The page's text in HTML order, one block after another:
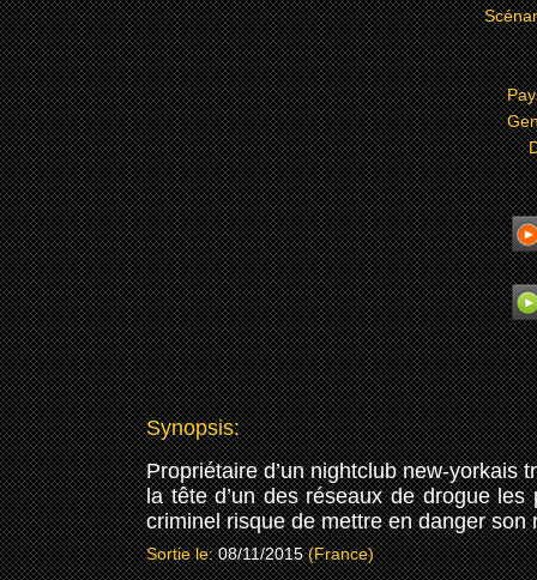
Synopsis:
Propriétaire d’un nightclub new-yorkais
la tête d’un des réseaux de drogue
criminel risque de mettre en danger
Sortie le: 08/11/2015 (France)